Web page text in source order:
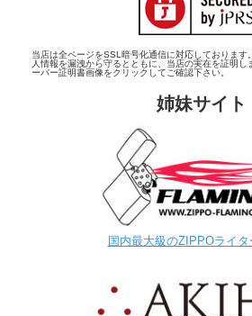
当店は全ページをSSL暗号化通信に対応しております
人情報を漏洩から守るとともに、当店の実在を証明
ーバー証明書画像をクリックしてご確認下さい。
姉妹サイト
国内最大級のZIPPOライ